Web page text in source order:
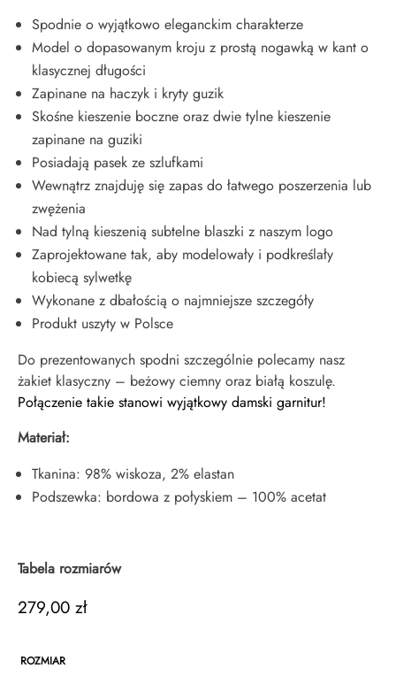
Spodnie o wyjątkowo eleganckim charakterze
Model o dopasowanym kroju z prostą nogawką w kant o
klasycznej długości
Zapinane na haczyk i kryty guzik
Skośne kieszenie boczne oraz dwie tylne kieszenie
zapinane na guziki
Posiadają pasek ze szlufkami
Wewnątrz znajduję się zapas do łatwego poszerzenia lub
zwężenia
Nad tylną kieszenią subtelne blaszki z naszym logo
Zaprojektowane tak, aby modelowały i podkreślały
kobiecą sylwetkę
Wykonane z dbałością o najmniejsze szczegóły
Produkt uszyty w Polsce
Do prezentowanych spodni szczególnie polecamy nasz
żakiet klasyczny – beżowy ciemny oraz białą koszulę.
Połączenie takie stanowi wyjątkowy damski garnitur!
Materiał:
Tkanina: 98% wiskoza, 2% elastan
Podszewka: bordowa z połyskiem – 100% acetat
Tabela rozmiarów
279,00 zł
ROZMIAR